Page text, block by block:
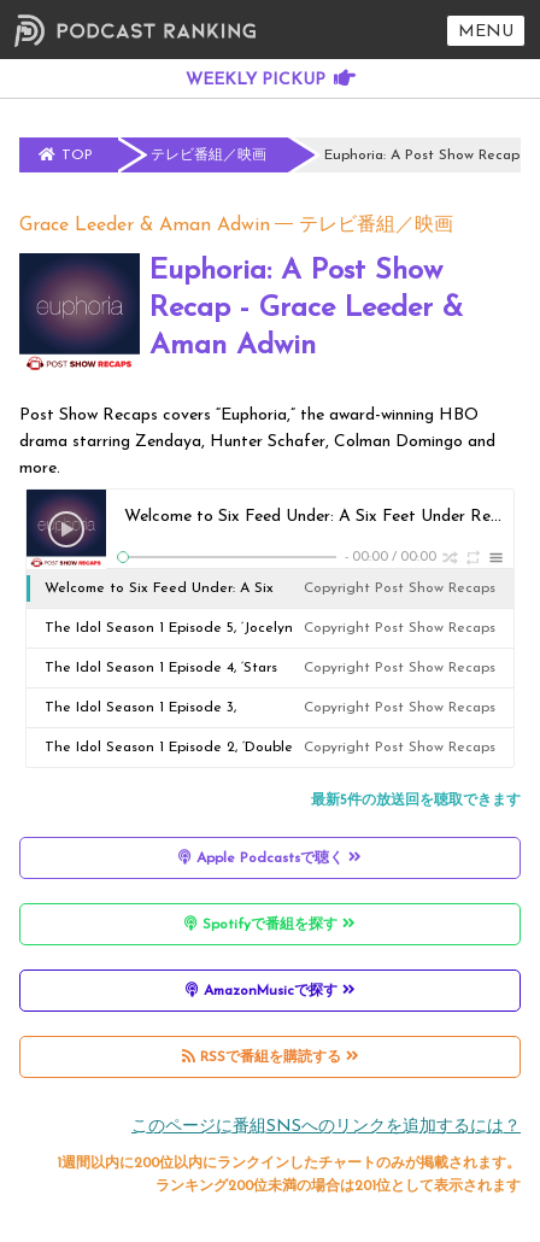
MENU
TOP テレビ番組／映画 Euphoria: A Post Show Recap
Grace Leeder & Aman Adwin テレビ番組／映画
Euphoria: A Post Show
Recap - Grace Leeder &
Aman Adwin
Post Show Recaps covers “Euphoria,” the award-winning HBO
drama starring Zendaya, Hunter Schafer, Colman Domingo and
more.
Welcome to Six Feed Under: A Six Feet Under Rewatch Podcast
- 00:00 / 00:00
Welcome to Six Feed Under: A Six
Feet Under Rewatch Podcast
Copyright Post Show Recaps
The Idol Season 1 Episode 5, ‘Jocelyn
Forever’
Copyright Post Show Recaps
The Idol Season 1 Episode 4, ‘Stars
Belong to the World’
Copyright Post Show Recaps
The Idol Season 1 Episode 3,
‘Daybreak’
Copyright Post Show Recaps
The Idol Season 1 Episode 2, ‘Double Copyright Post Show Recaps
最新5件の放送回を聴取できます
Apple Podcastsで聴く
Spotifyで番組を探す
AmazonMusicで探す
RSSで番組を購読する
このページに番組SNSへのリンクを追加するには？
1週間以内に200位以内にランクインしたチャートのみが掲載されます。
ランキング200位未満の場合は201位として表示されます